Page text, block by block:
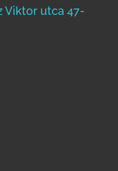
Viktor utca 47-